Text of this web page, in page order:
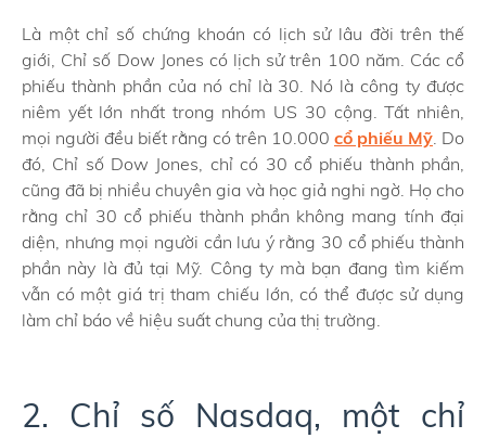
Là một chỉ số chứng khoán có lịch sử lâu đời trên thế
giới, Chỉ số Dow Jones có lịch sử trên 100 năm. Các cổ
phiếu thành phần của nó chỉ là 30. Nó là công ty được
niêm yết lớn nhất trong nhóm US 30 cộng. Tất nhiên,
mọi người đều biết rằng có trên 10.000 cổ phiếu Mỹ . Do
đó, Chỉ số Dow Jones, chỉ có 30 cổ phiếu thành phần,
cũng đã bị nhiều chuyên gia và học giả nghi ngờ. Họ cho
rằng chỉ 30 cổ phiếu thành phần không mang tính đại
diện, nhưng mọi người cần lưu ý rằng 30 cổ phiếu thành
phần này là đủ tại Mỹ. Công ty mà bạn đang tìm kiếm
vẫn có một giá trị tham chiếu lớn, có thể được sử dụng
làm chỉ báo về hiệu suất chung của thị trường.
2. Chỉ số Nasdaq, một chỉ